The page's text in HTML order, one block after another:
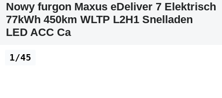
Nowy furgon Maxus eDeliver 7 Elektrisch
77kWh 450km WLTP L2H1 Snelladen
LED ACC Ca
1/45